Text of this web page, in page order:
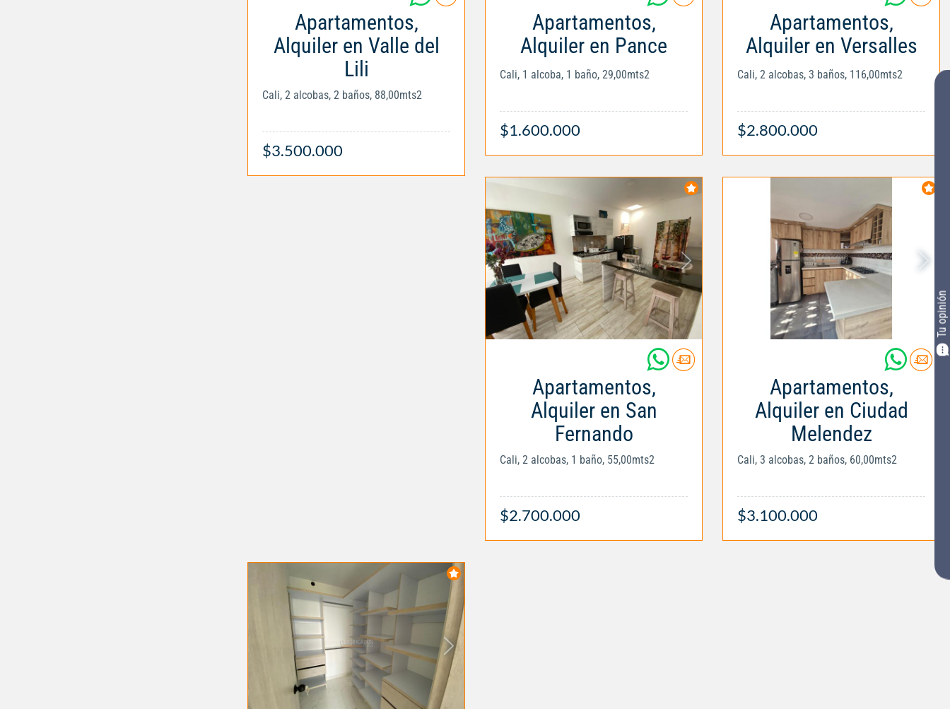
Tu opinión
Apartamentos,
Alquiler en Valle del
Lili
Cali, 2 alcobas, 2 baños, 88,00mts2
$3.500.000
Apartamentos,
Alquiler en Pance
Cali, 1 alcoba, 1 baño, 29,00mts2
$1.600.000
Apartamentos,
Alquiler en Versalles
Cali, 2 alcobas, 3 baños, 116,00mts2
$2.800.000
Apartamentos,
Alquiler en San
Fernando
Cali, 2 alcobas, 1 baño, 55,00mts2
$2.700.000
Apartamentos,
Alquiler en Ciudad
Melendez
Cali, 3 alcobas, 2 baños, 60,00mts2
$3.100.000